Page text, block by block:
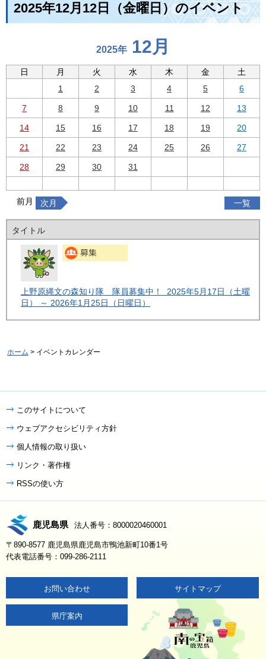
2025年12月12日（金曜日）のイベント
2025年 12月
日 月 火 水 木 金
土
1
2 3 4 5 6
7 8 9 10 11 12 13
14 15 16 17 18 19 20
21 22 23 24 25 26 27
28 29 30 31
前月 一覧
次月
タイトル
上野原縄文の森知り隊 隊員募集中！ 2025年5月17日（土曜
日） ～ 2026年1月25日（日曜日）
ホーム > イベントカレンダー
このサイトについて
ウェブアクセシビリティ方針
個人情報の取り扱い
リンク・著作権
RSSの使い方
鹿児島県 法人番号：8000020460001
〒890-8577 鹿児島県鹿児島市鴨池新町10番1号
代表電話番号：099-286-2111
お問い合わせ サイトマップ
県庁案内